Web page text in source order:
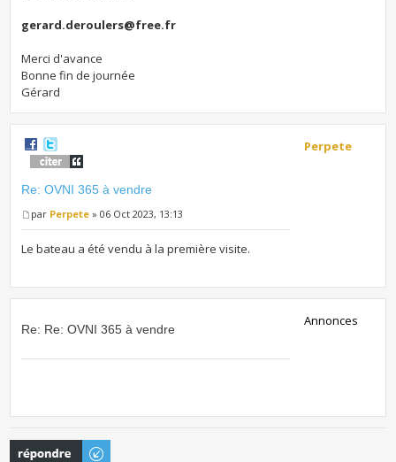
gerard.deroulers@free.fr
Merci d'avance
Bonne fin de journée
Gérard
Re: OVNI 365 à vendre
par Perpete » 06 Oct 2023, 13:13
Le bateau a été vendu à la première visite.
Perpete
Re: Re: OVNI 365 à vendre
Annonces
Publier une